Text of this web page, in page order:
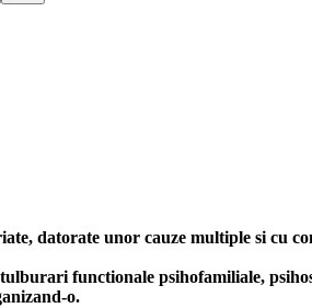
datorate unor cauze multiple si cu
functionale psihofamiliale,
o.